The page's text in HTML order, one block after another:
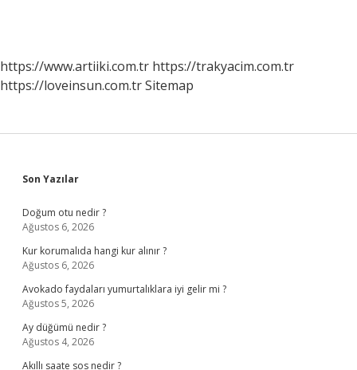
https://www.artiiki.com.tr https://trakyacim.com.tr
https://loveinsun.com.trSitemap
Sidebar
Son Yazılar
Doğum otu nedir ?
Ağustos 6, 2026
Kur korumalıda hangi kur alınır ?
Ağustos 6, 2026
Avokado faydaları yumurtalıklara iyi gelir mi ?
Ağustos 5, 2026
Ay düğümü nedir ?
Ağustos 4, 2026
Akıllı saate sos nedir ?